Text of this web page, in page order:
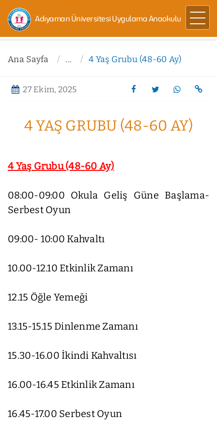
Adıyaman Üniversitesi Uygulama Anaokulu
Ana Sayfa ... 4 Yaş Grubu (48-60 Ay)
27 Ekim, 2025
4 YAŞ GRUBU (48-60 AY)
4 Yaş Grubu (48-60 Ay)
08:00-09:00 Okula Geliş Güne Başlama-
Serbest Oyun
09:00- 10:00 Kahvaltı
10.00-12.10 Etkinlik Zamanı
12.15 Öğle Yemeği
13.15-15.15 Dinlenme Zamanı
15.30-16.00 İkindi Kahvaltısı
16.00-16.45 Etkinlik Zamanı
16.45-17.00 Serbest Oyun